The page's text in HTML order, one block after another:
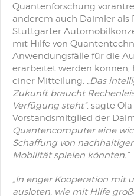
Quantenforschung
anderem auch Daimler als
Stuttgarter
mit Hilfe von
Anwendungsfälle für die
erarbeitet werden können,
einer Mitteilung. „Das
Zukunft braucht
Verfügung steht“, sagte
Vorstandsmitglied der
Quantencomputer eine
Schaffung von
Mobilität spielen könnten.“
„In enger Kooperation mit
ausloten, wie mit Hilfe